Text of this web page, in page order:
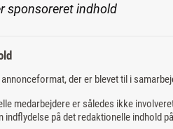
sponsoreret indhold
der er blevet til i
medarbejdere er således ikke
indflydelse på det redaktionelle indhold